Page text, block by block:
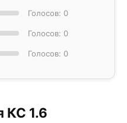
Голосов: 0
Голосов: 0
Голосов: 0
КС 1.6